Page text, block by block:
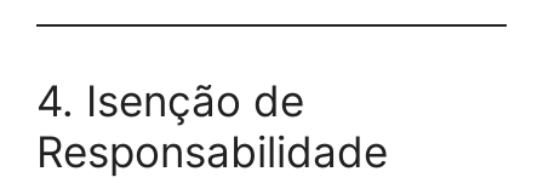
4. Isenção de
Responsabilidade